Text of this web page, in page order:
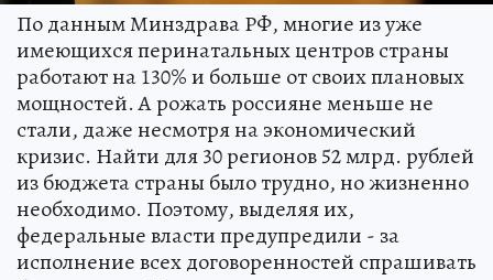
По данным Минздрава РФ, многие из уже
имеющихся перинатальных центров страны
работают на 130% и больше от своих плановых
мощностей. А рожать россияне меньше не
стали, даже несмотря на экономический
кризис. Найти для 30 регионов 52 млрд. рублей
из бюджета страны было трудно, но жизненно
необходимо. Поэтому, выделяя их,
федеральные власти предупредили - за
исполнение всех договоренностей спрашивать